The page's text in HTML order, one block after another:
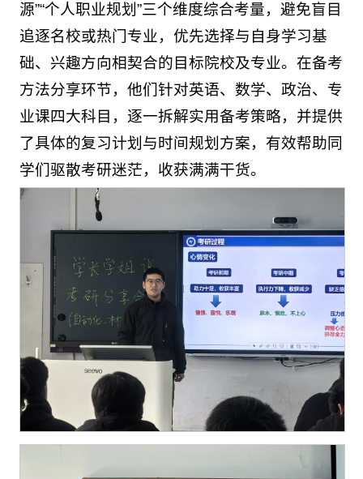
源”“个人职业规划”三个维度综合考量，避免盲目
追逐名校或热门专业，优先选择与自身学习基
础、兴趣方向相契合的目标院校及专业。在备考
方法分享环节，他们针对英语、数学、政治、专
业课四大科目，逐一拆解实用备考策略，并提供
了具体的复习计划与时间规划方案，有效帮助同
学们驱散考研迷茫，收获满满干货。